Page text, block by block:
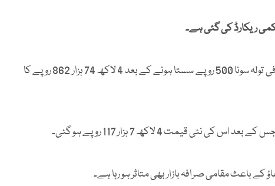
ریکارڈ کی گئی ہے۔
آل پاکستان صرافہ ایسوسی ایشن کے مطابق مقامی مارکیٹ میں فی تولہ سونا 500 روپے سستا ہونے کے بعد 4 لاکھ 74 ہزار 862 روپے کا
باعث مقامی صرافہ بازار بھی متاثر ہو رہا ہے۔